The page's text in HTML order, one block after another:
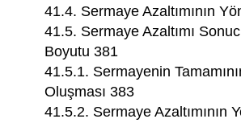
41.4. Sermaye Azaltımının
41.5. Sermaye Azaltımı
Boyutu 381
41.5.1. Sermayenin
Oluşması 383
41.5.2. Sermaye Azaltımının